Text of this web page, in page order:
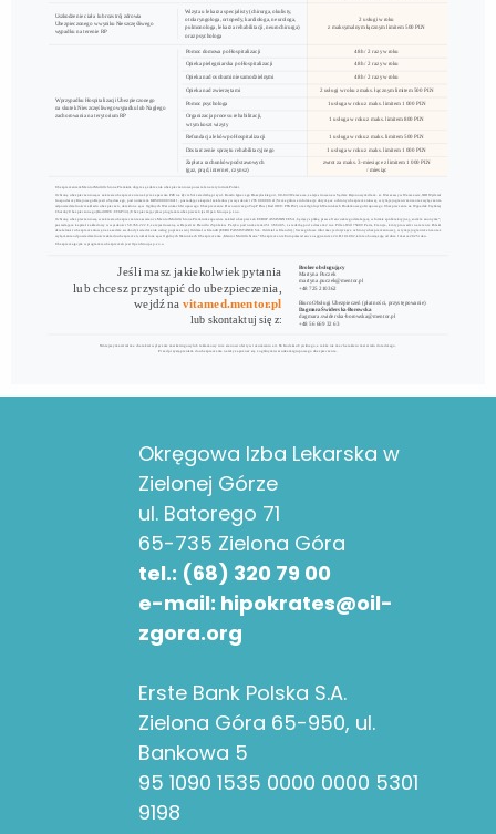
Okręgowa Izba Lekarska w
Zielonej Górze
ul. Batorego 71
65-735 Zielona Góra
tel.: (68) 320 79 00
e-mail: hipokrates@oil-
zgora.org
Erste Bank Polska S.A.
Zielona Góra 65-950, ul.
Bankowa 5
95 1090 1535 0000 0000 5301
9198